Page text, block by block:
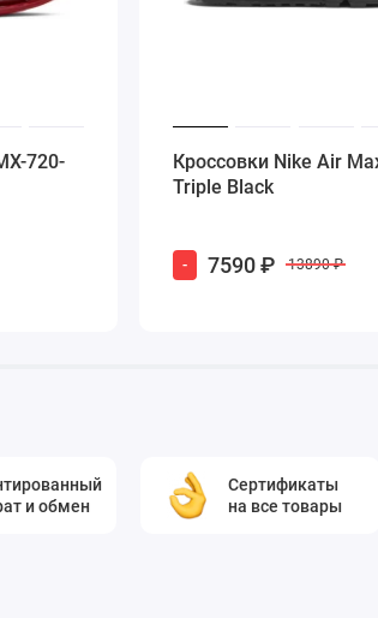
720-
Кроссовки Nike Air
Triple Black
- 7590 ₽ 13890 ₽
и обмен
Сертификаты
на все товары